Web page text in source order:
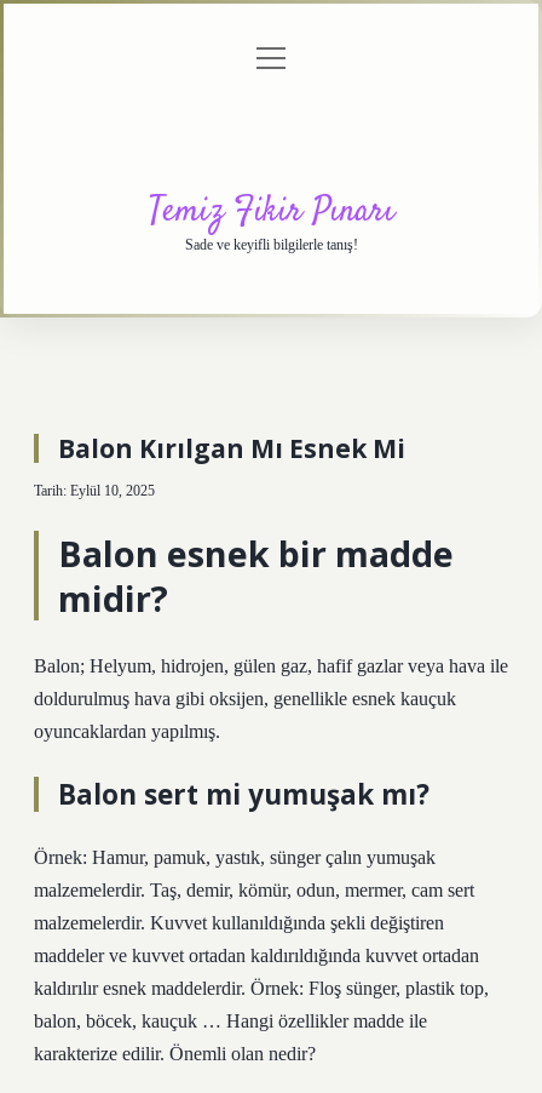
menüyü
Temiz Fikir Pınarı
Sade ve keyifli bilgilerle tanış!
Balon Kırılgan Mı Esnek Mi
Tarih: Eylül 10, 2025
Balon esnek bir madde
midir?
Balon; Helyum, hidrojen, gülen gaz, hafif gazlar veya hava ile
doldurulmuş hava gibi oksijen, genellikle esnek kauçuk
oyuncaklardan yapılmış.
Balon sert mi yumuşak mı?
Örnek: Hamur, pamuk, yastık, sünger çalın yumuşak
malzemelerdir. Taş, demir, kömür, odun, mermer, cam sert
malzemelerdir. Kuvvet kullanıldığında şekli değiştiren
maddeler ve kuvvet ortadan kaldırıldığında kuvvet ortadan
kaldırılır esnek maddelerdir. Örnek: Floş sünger, plastik top,
balon, böcek, kauçuk … Hangi özellikler madde ile
karakterize edilir. Önemli olan nedir?